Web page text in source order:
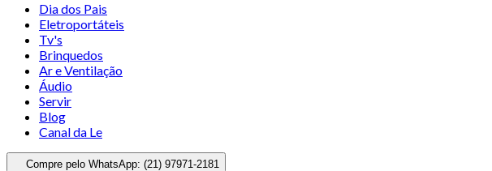
Dia dos Pais
Eletroportáteis
Tv's
Brinquedos
Ar e Ventilação
Áudio
Servir
Blog
Canal da Le
Compre pelo WhatsApp: (21) 97971-2181